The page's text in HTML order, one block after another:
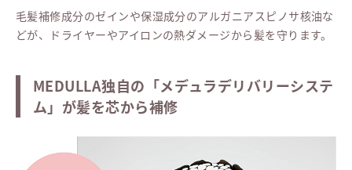
毛髪補修成分のゼインや保湿成分のアルガニアスピノサ核油な
どが、ドライヤーやアイロンの熱ダメージから髪を守ります。
MEDULLA独自の「メデュラデリバリーシステ
ム」が髪を芯から補修